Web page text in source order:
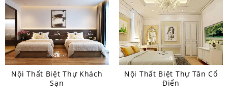
Nội Thất Biệt Thự Khách
Sạn
Nội Thất Biệt Thự Tân Cổ
Điển